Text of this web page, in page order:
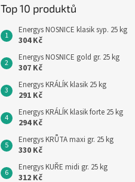
Top 10 produktů
Energys NOSNICE klasik syp. 25 kg
304 Kč
Energys NOSNICE gold gr. 25 kg
307 Kč
Energys KRÁLÍK klasik 25 kg
291 Kč
Energys KRÁLÍK klasik forte 25 kg
294 Kč
Energys KRŮTA maxi gr. 25 kg
330 Kč
Energys KUŘE midi gr. 25 kg
312 Kč